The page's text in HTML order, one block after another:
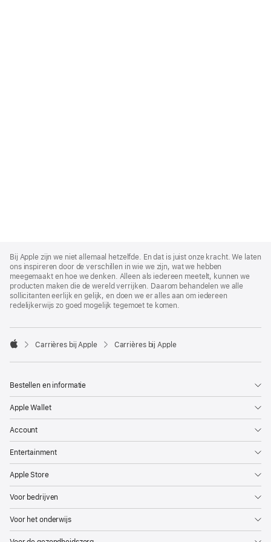
Footer
Bij Apple zijn we niet allemaal hetzelfde. En dat is juist onze kracht. We laten
ons inspireren door de verschillen in wie we zijn, wat we hebben
meegemaakt en hoe we denken. Alleen als iedereen meetelt, kunnen we
producten maken die de wereld verrijken. Daarom behandelen we alle
sollicitanten eerlijk en gelijk, en doen we er alles aan om iedereen
redelijkerwijs zo goed mogelijk tegemoet te komen.

Carrières bij Apple Carrières bij Apple
Bestellen en informatie
Apple Wallet
Account
Entertainment
Apple Store
Voor bedrijven
Voor het onderwijs